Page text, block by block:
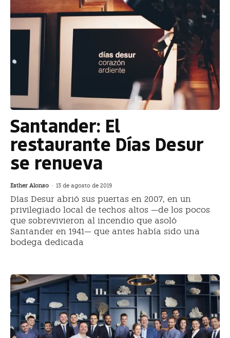
Santander: El
restaurante Días Desur
se renueva
Esther Alonso - 13 de agosto de 2019
Días Desur abrió sus puertas en 2007, en un
privilegiado local de techos altos —de los pocos
que sobrevivieron al incendio que asoló
Santander en 1941— que antes había sido una
bodega dedicada